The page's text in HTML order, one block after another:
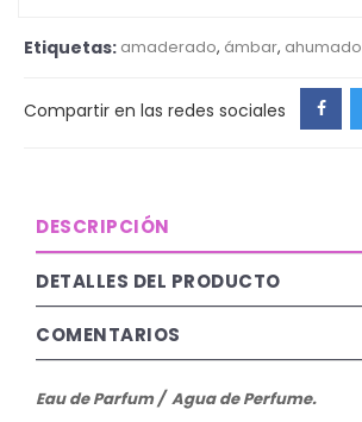
Etiquetas: amaderado, ámbar, ahumado
Compartir en las redes sociales
DESCRIPCIÓN
DETALLES DEL PRODUCTO
COMENTARIOS
Eau de Parfum / Agua de Perfume.